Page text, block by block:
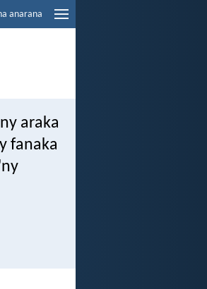
anarana
araka
fanaka